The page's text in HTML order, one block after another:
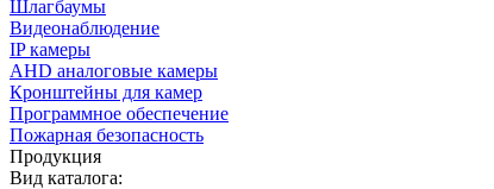
Шлагбаумы
Видеонаблюдение
IP камеры
AHD аналоговые камеры
Кронштейны для камер
Программное обеспечение
Пожарная безопасность
Продукция
Вид каталога: